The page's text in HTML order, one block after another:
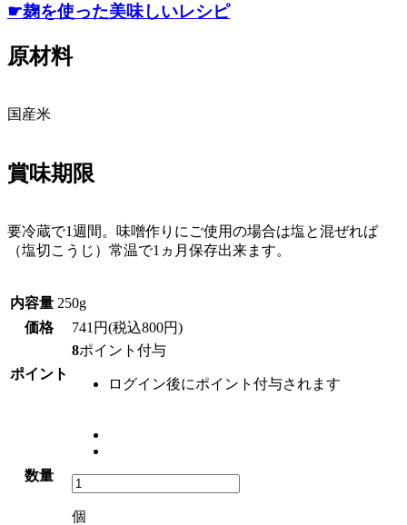
☛麹を使った美味しいレシピ
原材料
国産米
賞味期限
要冷蔵で1週間。味噌作りにご使用の場合は塩と混ぜれば
（塩切こうじ）常温で1ヵ月保存出来ます。
内容量 250g
価格
741円(税込800円)
ポイント
8ポイント付与
ログイン後にポイント付与されます
数量
個